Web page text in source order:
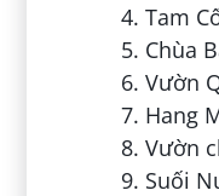
Tam
Chùa
Vườn
Hang
Vườn
Suối